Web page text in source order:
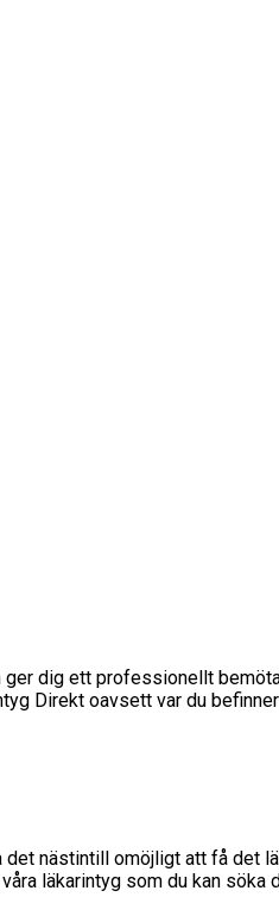
dig ett professionellt
Direkt oavsett var du
nästintill omöjligt att få det
läkarintyg som du kan